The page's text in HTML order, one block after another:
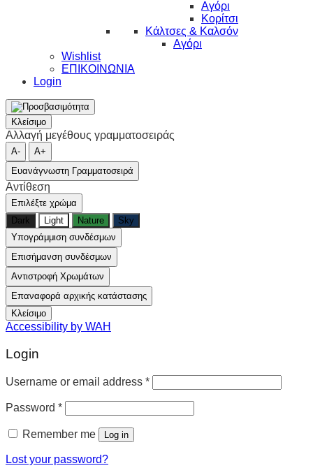
Αγόρι
Κορίτσι
Κάλτσες & Καλσόν
Αγόρι
Wishlist
ΕΠΙΚΟΙΝΩΝΙΑ
Login
Κλείσιμο
Αλλαγή μεγέθους γραμματοσειράς
A-
A+
Ευανάγνωστη Γραμματοσειρά
Αντίθεση
Επιλέξτε χρώμα
Dark
Light Nature
Sky
Υπογράμμιση συνδέσμων
Επισήμανση συνδέσμων
Αντιστροφή Χρωμάτων
Επαναφορά αρχικής κατάστασης
Κλείσιμο
Accessibility by WAH
Login
Username or email address *
Password *
Remember me Log in
Lost your password?